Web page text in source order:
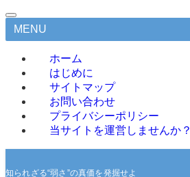
MENU
ホーム
はじめに
サイトマップ
お問い合わせ
プライバシーポリシー
当サイトを運営しませんか？
知られざる“弱さ”の真価を発掘せよ